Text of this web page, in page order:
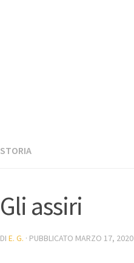
STORIA
Gli assiri
DI E. G. · PUBBLICATO MARZO 17, 2020